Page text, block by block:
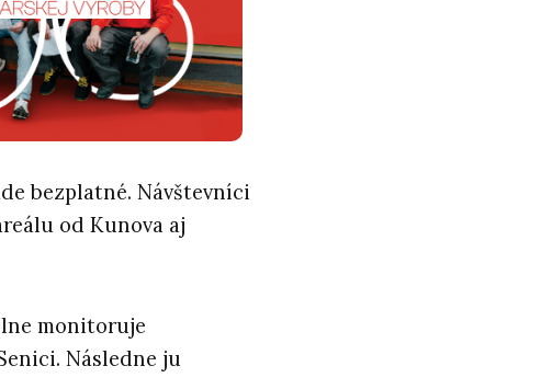
bezplatné. Návštevníci
od Kunova aj
monitoruje
Následne ju